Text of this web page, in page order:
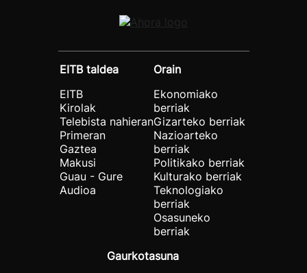
EITB taldea
EITB
Kirolak
Telebista nahieran
Primeran
Gaztea
Makusi
Guau - Gure
Audioa
Orain
Ekonomiako
berriak
Gizarteko berriak
Nazioarteko
berriak
Politikako berriak
Kulturako berriak
Teknologiako
berriak
Osasuneko
berriak
Gaurkotasuna